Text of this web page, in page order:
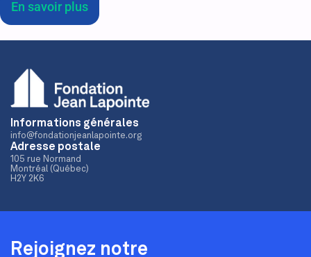
En savoir plus
Informations générales
info@fondationjeanlapointe.org
Adresse postale
105 rue Normand
Montréal (Québec)
H2Y 2K6
Rejoignez notre